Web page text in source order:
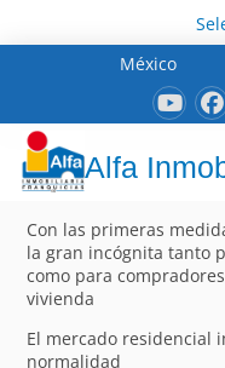
México
Alfa
Con las primeras
la gran incógnita tanto
como para
vivienda
El mercado residencial
normalidad